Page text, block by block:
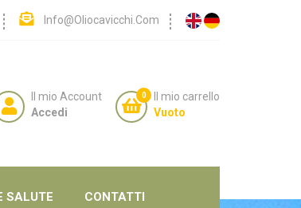
Info@oliocavicchi.com
Il mio Account
Accedi
0
Il mio carrello
Vuoto
SALUTE CONTATTI